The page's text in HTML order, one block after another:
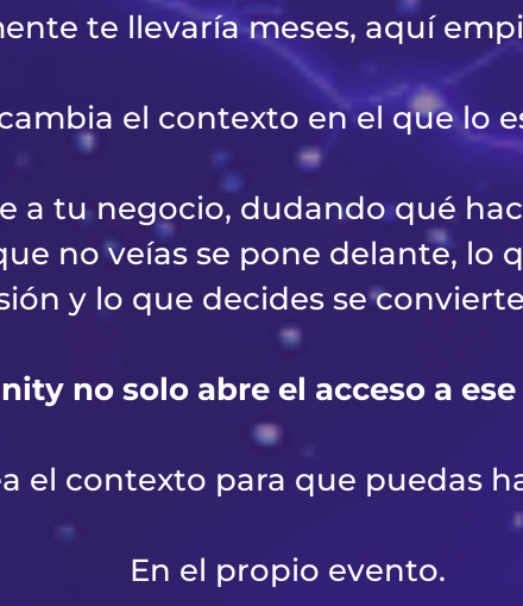
te llevaría meses, aquí
el contexto en el que lo
a tu negocio, dudando qué
no veías se pone delante, lo
y lo que decides se
no solo abre el acceso a
el contexto para que puedas
En el propio evento.